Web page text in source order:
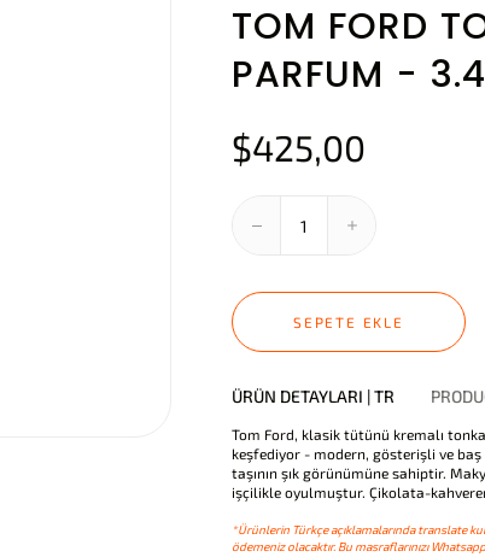
TOM FORD
PARFUM -
$425,00
SEPETE EKLE
ÜRÜN DETAYLARI | TR
Tom Ford, klasik tütünü kremalı
keşfediyor - modern, gösterişli ve
taşının şık görünümüne sahiptir.
işçilikle oyulmuştur. Çikolata-
*Ürünlerin Türkçe açıklamalarında translate
ödemeniz olacaktır. Bu masraflarınızı